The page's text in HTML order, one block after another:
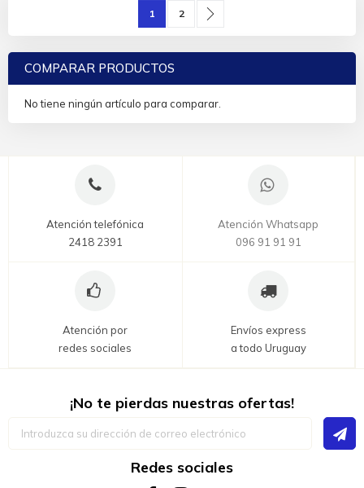
Actualmente estás leyendo página
1 Página
2
COMPARAR PRODUCTOS
No tiene ningún artículo para comparar.
Atención telefónica
2418 2391
Atención Whatsapp
096 91 91 91
Atención por
redes sociales
Envíos express
a todo Uruguay
¡No te pierdas nuestras ofertas!
Redes sociales